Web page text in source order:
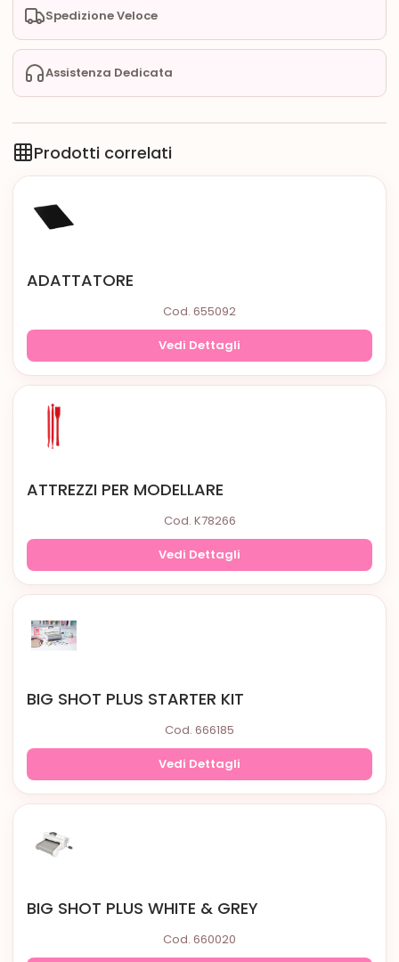
Spedizione Veloce
Assistenza Dedicata
Prodotti correlati
ADATTATORE
Cod. 655092
Vedi Dettagli
ATTREZZI PER MODELLARE
Cod. K78266
Vedi Dettagli
BIG SHOT PLUS STARTER KIT
Cod. 666185
Vedi Dettagli
BIG SHOT PLUS WHITE & GREY
Cod. 660020